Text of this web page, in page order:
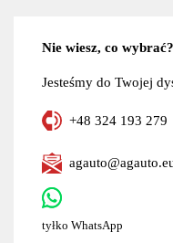
Nie wiesz, co wybrać?
Jesteśmy do Twojej
+48 324 193 279
tyłko WhatsApp